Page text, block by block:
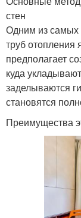
стен
Одним из самых
труб отопления
предполагает
куда
заделываются
становятся
Преимущества